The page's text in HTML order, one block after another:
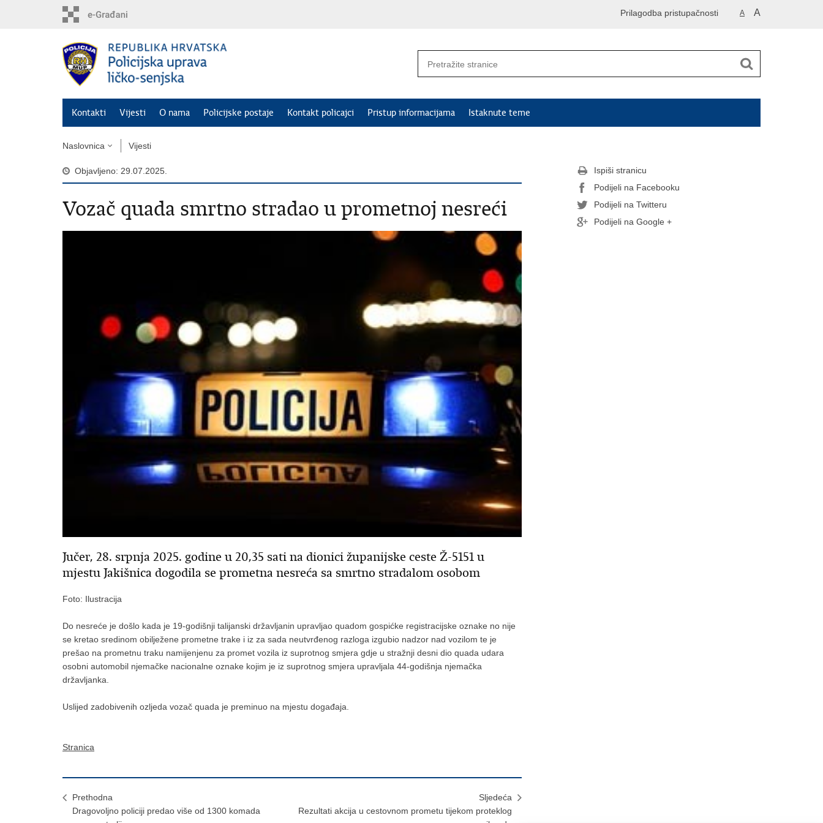
A A
Prilagodba pristupačnosti
Kontakti Vijesti O nama Policijske postaje Kontakt policajci Pristup informacijama Istaknute teme
Naslovnica Vijesti
Objavljeno: 29.07.2025.
Vozač quada smrtno stradao u prometnoj nesreći
Jučer, 28. srpnja 2025. godine u 20,35 sati na dionici županijske ceste Ž-5151 u
mjestu Jakišnica dogodila se prometna nesreća sa smrtno stradalom osobom
Foto: Ilustracija
Do nesreće je došlo kada je 19-godišnji talijanski državljanin upravljao quadom gospićke registracijske oznake no nije
se kretao sredinom obilježene prometne trake i iz za sada neutvrđenog razloga izgubio nadzor nad vozilom te je
prešao na prometnu traku namijenjenu za promet vozila iz suprotnog smjera gdje u stražnji desni dio quada udara
osobni automobil njemačke nacionalne oznake kojim je iz suprotnog smjera upravljala 44-godišnja njemačka
državljanka.
Uslijed zadobivenih ozljeda vozač quada je preminuo na mjestu događaja.
Stranica
Prethodna
Dragovoljno policiji predao više od 1300 komada
Sljedeća
Rezultati akcija u cestovnom prometu tijekom proteklog
Ispiši stranicu
Podijeli na Facebooku
Podijeli na Twitteru
Podijeli na Google +